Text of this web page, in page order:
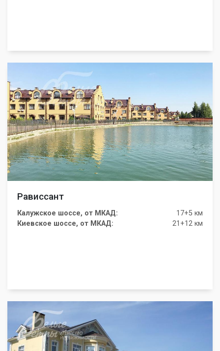
Рависсант
Калужское шоссе, от МКАД:
17+5 км
Киевское шоссе, от МКАД:
21+12 км